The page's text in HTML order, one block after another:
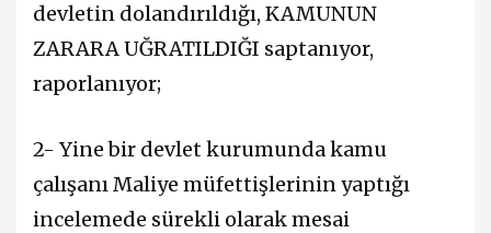
devletin dolandırıldığı, KAMUNUN
ZARARA UĞRATILDIĞI saptanıyor,
raporlanıyor;
2- Yine bir devlet kurumunda kamu
çalışanı Maliye müfettişlerinin yaptığı
incelemede sürekli olarak mesai